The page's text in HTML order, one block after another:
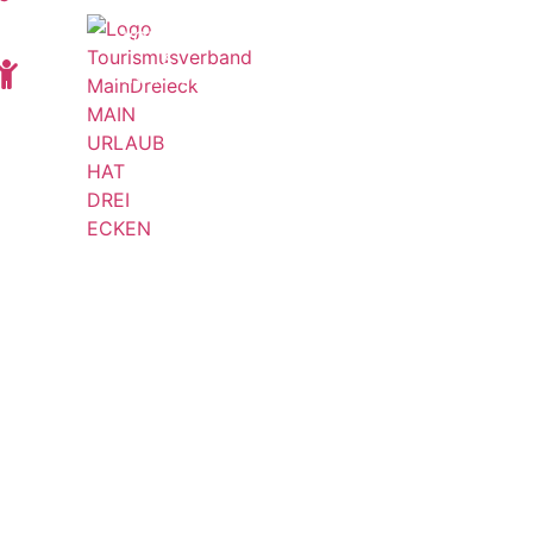
KONTAKT
&
ANFRAGEN